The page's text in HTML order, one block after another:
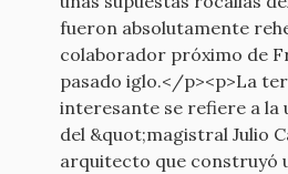
fueron absolutamente
colaborador próximo de
pasado iglo.</p><p>La
interesante se refiere a la
del &quot;magistral Julio
arquitecto que construyó